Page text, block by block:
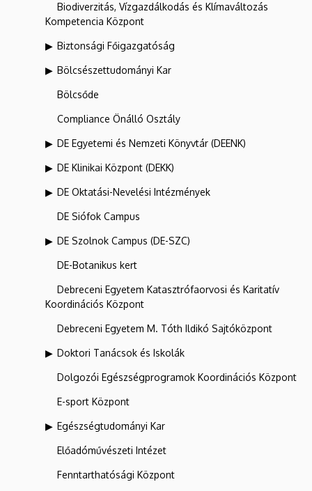
Biodiverzitás, Vízgazdálkodás és Klímaváltozás
Kompetencia Központ
Biztonsági Főigazgatóság
Bölcsészettudományi Kar
Bölcsőde
Compliance Önálló Osztály
DE Egyetemi és Nemzeti Könyvtár (DEENK)
DE Klinikai Központ (DEKK)
DE Oktatási-Nevelési Intézmények
DE Siófok Campus
DE Szolnok Campus (DE-SZC)
DE-Botanikus kert
Debreceni Egyetem Katasztrófaorvosi és Karitatív
Koordinációs Központ
Debreceni Egyetem M. Tóth Ildikó Sajtóközpont
Doktori Tanácsok és Iskolák
Dolgozói Egészségprogramok Koordinációs Központ
E-sport Központ
Egészségtudományi Kar
Előadóművészeti Intézet
Fenntarthatósági Központ